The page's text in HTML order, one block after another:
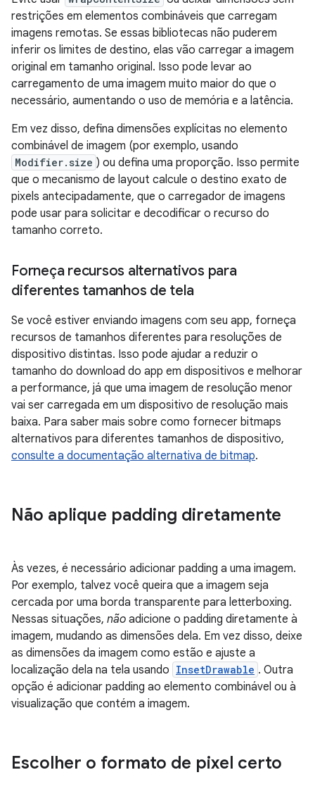
restrições em elementos combináveis que carregam
imagens remotas. Se essas bibliotecas não puderem
inferir os limites de destino, elas vão carregar a imagem
original em tamanho original. Isso pode levar ao
carregamento de uma imagem muito maior do que o
necessário, aumentando o uso de memória e a latência.
Em vez disso, defina dimensões explícitas no elemento
combinável de imagem (por exemplo, usando
Modifier.size ) ou defina uma proporção. Isso permite
que o mecanismo de layout calcule o destino exato de
pixels antecipadamente, que o carregador de imagens
pode usar para solicitar e decodificar o recurso do
tamanho correto.
Forneça recursos alternativos para
diferentes tamanhos de tela
Se você estiver enviando imagens com seu app, forneça
recursos de tamanhos diferentes para resoluções de
dispositivo distintas. Isso pode ajudar a reduzir o
tamanho do download do app em dispositivos e melhorar
a performance, já que uma imagem de resolução menor
vai ser carregada em um dispositivo de resolução mais
baixa. Para saber mais sobre como fornecer bitmaps
alternativos para diferentes tamanhos de dispositivo,
consulte a documentação alternativa de bitmap.
Não aplique padding diretamente
Às vezes, é necessário adicionar padding a uma imagem.
Por exemplo, talvez você queira que a imagem seja
cercada por uma borda transparente para letterboxing.
Nessas situações, não adicione o padding diretamente à
imagem, mudando as dimensões dela. Em vez disso, deixe
as dimensões da imagem como estão e ajuste a
localização dela na tela usando InsetDrawable . Outra
opção é adicionar padding ao elemento combinável ou à
visualização que contém a imagem.
Escolher o formato de pixel certo